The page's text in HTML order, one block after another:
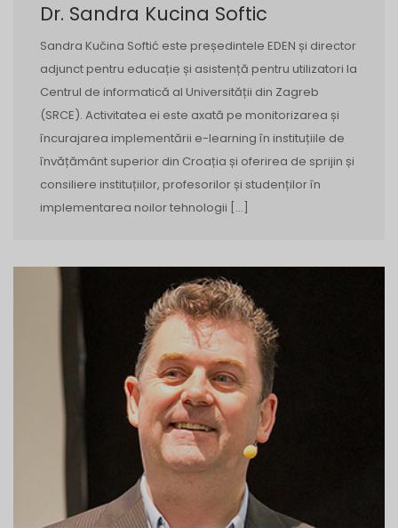
Dr. Sandra Kucina Softic
Sandra Kučina Softić este președintele EDEN și director
adjunct pentru educație și asistență pentru utilizatori la
Centrul de informatică al Universității din Zagreb
(SRCE). Activitatea ei este axată pe monitorizarea și
încurajarea implementării e-learning în instituțiile de
învățământ superior din Croația și oferirea de sprijin și
consiliere instituțiilor, profesorilor și studenților în
implementarea noilor tehnologii […]